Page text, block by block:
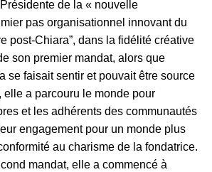
de la « nouvelle
pas organisationnel innovant du
post-Chiara”, dans la fidélité créative
son premier mandat, alors que
se faisait sentir et pouvait être source
elle a parcouru le monde pour
et les adhérents des communautés
engagement pour un monde plus
au charisme de la fondatrice.
mandat, elle a commencé à